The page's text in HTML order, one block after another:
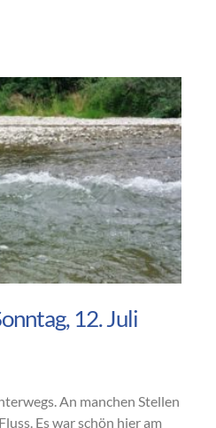
12. Juli
An manchen Stellen
Es war schön hier am